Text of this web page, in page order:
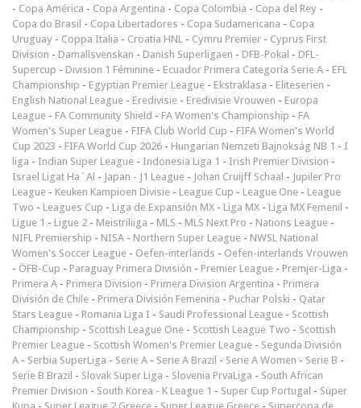
- Copa América - Copa Argentina - Copa Colombia - Copa del Rey -
Copa do Brasil - Copa Libertadores - Copa Sudamericana - Copa
Uruguay - Coppa Italia - Croatia HNL - Cymru Premier - Cyprus First
Division - Damallsvenskan - Danish Superligaen - DFB-Pokal - DFL-
Supercup - Division 1 Féminine - Ecuador Primera Categoría Serie A - EFL
Championship - Egyptian Premier League - Ekstraklasa - Eliteserien -
English National League - Eredivisie - Eredivisie Vrouwen - Europa
League - FA Community Shield - FA Women's Championship - FA
Women's Super League - FIFA Club World Cup - FIFA Women's World
Cup 2023 - FIFA World Cup 2026 - Hungarian Nemzeti Bajnokság NB 1 - I
liga - Indian Super League - Indonesia Liga 1 - Irish Premier Division -
Israel Ligat Ha`Al - Japan - J1 League - Johan Cruijff Schaal - Jupiler Pro
League - Keuken Kampioen Divisie - League Cup - League One - League
Two - Leagues Cup - Liga de Expansión MX - Liga MX - Liga MX Femenil -
Ligue 1 - Ligue 2 - Meistriliiga - MLS - MLS Next Pro - Nations League -
NIFL Premiership - NISA - Northern Super League - NWSL National
Women's Soccer League - Oefen-interlands - Oefen-interlands Vrouwen
- ÖFB-Cup - Paraguay Primera División - Premier League - Premjer-Liga -
Primera A - Primera Division - Primera Division Argentina - Primera
División de Chile - Primera División Femenina - Puchar Polski - Qatar
Stars League - Romania Liga I - Saudi Professional League - Scottish
Championship - Scottish League One - Scottish League Two - Scottish
Premier League - Scottish Women's Premier League - Segunda División
A - Serbia SuperLiga - Serie A - Serie A Brazil - Serie A Women - Serie B -
Serie B Brazil - Slovak Super Liga - Slovenia PrvaLiga - South African
Premier Division - South Korea - K League 1 - Super Cup Portugal - Süper